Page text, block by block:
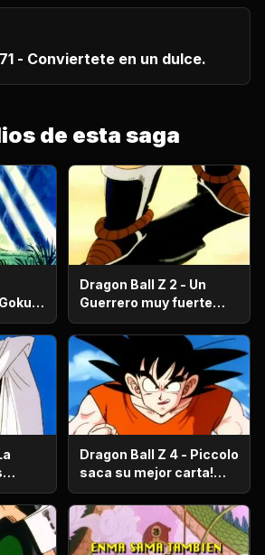
- Conviertete en un dulce.
de esta saga
Dragon Ball Z 2 - Un
Guerrero muy fuerte
con antecedentes
históricos; se trata del
hermano mayor de
Goku.
Dragon Ball Z 4 - Piccolo
saca su mejor carta!
Gohan, un niño llorón.